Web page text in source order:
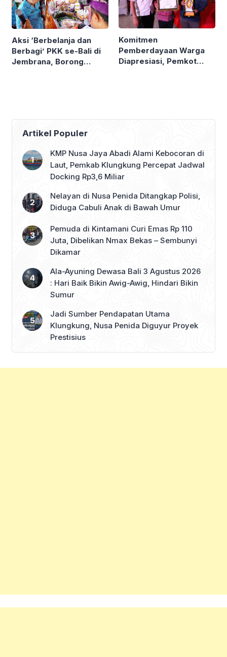
Aksi ‘Berbelanja dan
Berbagi’ PKK se-Bali di
Jembrana, Borong
Komitmen
Pemberdayaan Warga
Diapresiasi, Pemkot
Artikel Populer
KMP Nusa Jaya Abadi Alami Kebocoran di
Laut, Pemkab Klungkung Percepat Jadwal
Docking Rp3,6 Miliar
Nelayan di Nusa Penida Ditangkap Polisi,
Diduga Cabuli Anak di Bawah Umur
Pemuda di Kintamani Curi Emas Rp 110
Juta, Dibelikan Nmax Bekas – Sembunyi
Dikamar
Ala-Ayuning Dewasa Bali 3 Agustus 2026
: Hari Baik Bikin Awig-Awig, Hindari Bikin
Sumur
Jadi Sumber Pendapatan Utama
Klungkung, Nusa Penida Diguyur Proyek
Prestisius